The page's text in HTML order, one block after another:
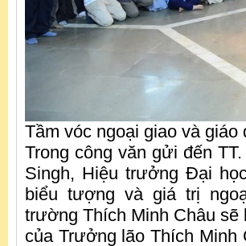
Tầm vóc ngoại giao và giáo
Trong công văn gửi đến
Singh, Hiệu trưởng Đại
biểu tượng và giá trị
trường Thích Minh Châu
của Trưởng lão Thích